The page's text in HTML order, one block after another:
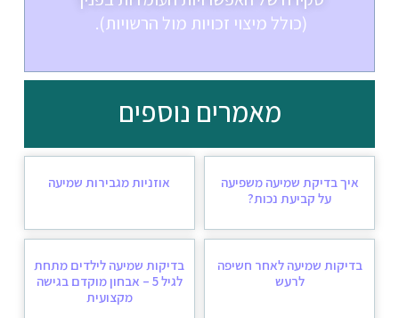
(כולל מיצוי זכויות מול הרשויות). ​
מאמרים נוספים
איך בדיקת שמיעה משפיעה
על קביעת נכות?
אוזניות מגבירות שמיעה
בדיקות שמיעה לאחר חשיפה
לרעש
בדיקות שמיעה לילדים מתחת
לגיל 5 – אבחון מוקדם בגישה
מקצועית